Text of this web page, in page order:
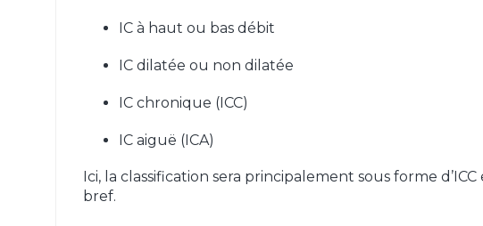
IC à haut ou bas débit
IC dilatée ou non dilatée
IC chronique (ICC)
IC aiguë (ICA)
Ici, la classification sera principalement sous forme
bref.